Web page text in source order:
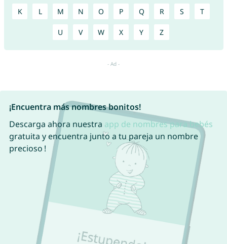
K L M N O P Q R S T
U V W X Y Z
¡Encuentra más nombres bonitos!
Descarga ahora nuestra app de nombres para bebés
gratuita y encuentra junto a tu pareja un nombre
precioso !